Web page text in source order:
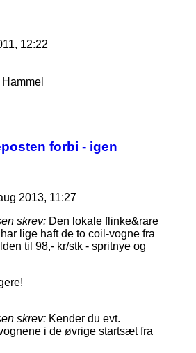
12:22
Hammel
forbi - igen
2013, 11:27
skrev: Den lokale flinke&rare
lige haft de to coil-vogne fra
til 98,- kr/stk - spritnye og
skrev: Kender du evt.
i de øvrige startsæt fra